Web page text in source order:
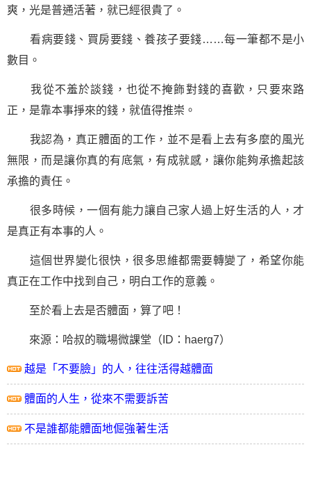
爽，光是普通活著，就已經很貴了。
看病要錢、買房要錢、養孩子要錢……每一筆都不是小
數目。
我從不羞於談錢，也從不掩飾對錢的喜歡，只要來路
正，是靠本事掙來的錢，就值得推崇。
我認為，真正體面的工作，並不是看上去有多麼的風光
無限，而是讓你真的有底氣，有成就感，讓你能夠承擔起該
承擔的責任。
很多時候，一個有能力讓自己家人過上好生活的人，才
是真正有本事的人。
這個世界變化很快，很多思維都需要轉變了，希望你能
真正在工作中找到自己，明白工作的意義。
至於看上去是否體面，算了吧！
來源：哈叔的職場微課堂（ID：haerg7）
越是「不要臉」的人，往往活得越體面
體面的人生，從來不需要訴苦
不是誰都能體面地倔強著生活